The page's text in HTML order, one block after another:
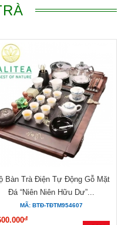
Bàn Trà Điện Tự Động Gỗ Mặt
Đá “Niên Niên Hữu Dư”...
MÃ: BTĐ-TĐTM954607
đ